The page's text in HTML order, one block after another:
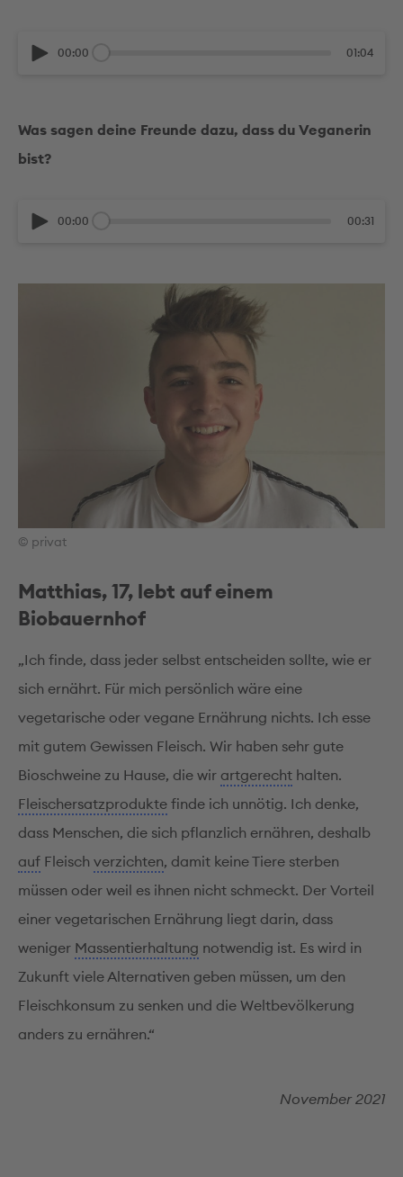
00:00 01:04
Was sagen deine Freunde dazu, dass du Veganerin
bist?
00:00 00:31
© privat
Matthias, 17, lebt auf einem
Biobauernhof
„Ich finde, dass jeder selbst entscheiden sollte, wie er
sich ernährt. Für mich persönlich wäre eine
vegetarische oder vegane Ernährung nichts. Ich esse
mit gutem Gewissen Fleisch. Wir haben sehr gute
Bioschweine zu Hause, die wir artgerecht halten.
Fleischersatzprodukte finde ich unnötig. Ich denke,
dass Menschen, die sich pflanzlich ernähren, deshalb
auf Fleisch verzichten, damit keine Tiere sterben
müssen oder weil es ihnen nicht schmeckt. Der Vorteil
einer vegetarischen Ernährung liegt darin, dass
weniger Massentierhaltung notwendig ist. Es wird in
Zukunft viele Alternativen geben müssen, um den
Fleischkonsum zu senken und die Weltbevölkerung
anders zu ernähren.“
November 2021